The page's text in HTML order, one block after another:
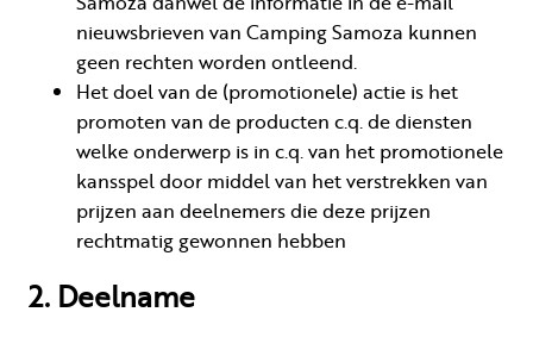
nieuwsbrieven van Camping Samoza kunnen
geen rechten worden ontleend.
Het doel van de (promotionele) actie is het
promoten van de producten c.q. de diensten
welke onderwerp is in c.q. van het promotionele
kansspel door middel van het verstrekken van
prijzen aan deelnemers die deze prijzen
rechtmatig gewonnen hebben
2. Deelname